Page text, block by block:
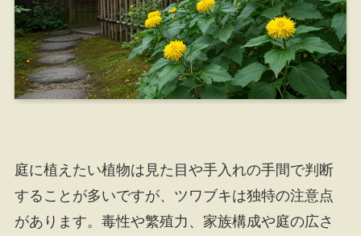
庭に植えたい植物は見た目や手入れの手間で判断
することが多いですが、ツワブキは独特の注意点
があります。毒性や繁殖力、家族構成や庭の広さ